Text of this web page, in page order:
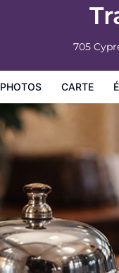
705
PHOTOS CARTE